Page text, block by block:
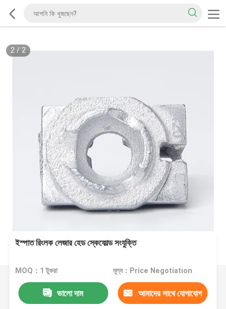
2/ 2
ইস্পাত রিংলক লেজার হেড স্কেফোল্ড সংযুক্তি
MOQ：1 টুকরা মূল্য：Price Negotiation
ভালো দাম আমাদের সাথে যোগাযোগ